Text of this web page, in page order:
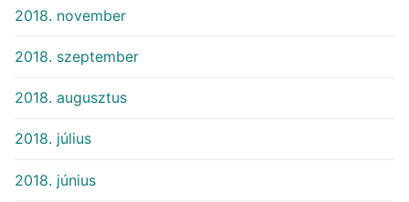
2018. november
2018. szeptember
2018. augusztus
2018. július
2018. június